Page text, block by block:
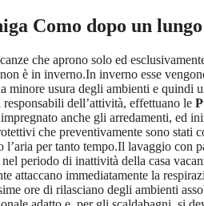
Como dopo un
che aprono solo ed
è in inverno.In inverno esse
minore usura degli ambienti e
dell’attività, effettuano le
anche gli arredamenti,
che preventivamente sono
per tanto tempo.Il lavaggio
periodo di inattività della casa
attaccano immediatamente la
ore di rilasciano degli ambienti